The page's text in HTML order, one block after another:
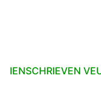
IENSCHRIEVEN